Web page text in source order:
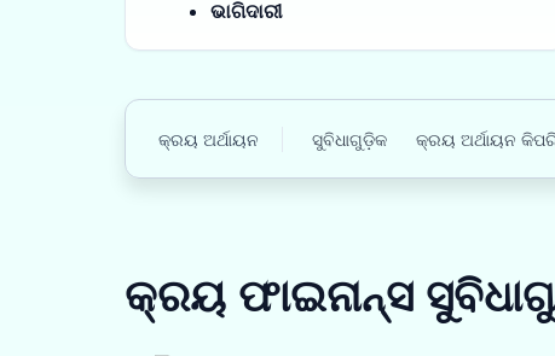
ଭାଗିଦାରୀ
କ୍ରୟ ଅର୍ଥାୟନ ସୁବିଧାଗୁଡ଼ିକ କ୍ରୟ ଅର୍ଥାୟନ
କ୍ରୟ ଫାଇନାନ୍ସ